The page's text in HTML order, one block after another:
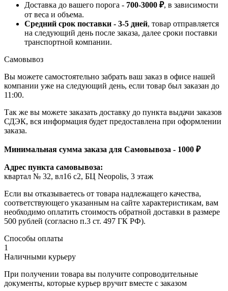
Доставка до вашего порога - 700-3000 ₽, в зависимости
от веса и объема.
Средний срок поставки - 3-5 дней, товар отправляется
на следующий день после заказа, далее сроки поставки
транспортной компании.
Самовывоз
Вы можете самостоятельно забрать ваш заказ в офисе нашей
компании уже на следующий день, если товар был заказан до
11:00.
Так же вы можете заказать доставку до пункта выдачи заказов
СДЭК, вся информация будет предоставлена при оформлении
заказа.
Минимальная сумма заказа для Самовывоза - 1000 ₽
Адрес пункта самовывоза:
квартал № 32, вл16 с2, БЦ Neopolis, 3 этаж
Если вы отказываетесь от товара надлежащего качества,
соответствующего указанным на сайте характеристикам, вам
необходимо оплатить стоимость обратной доставки в размере
500 рублей (согласно п.3 ст. 497 ГК РФ).
Способы оплаты
1
Наличными курьеру
При получении товара вы получите сопроводительные
документы, которые курьер вручит вместе с заказом